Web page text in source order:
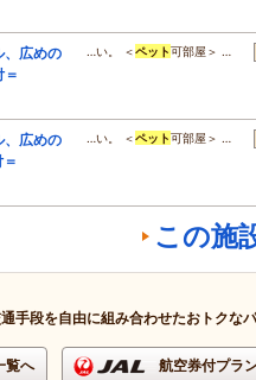
、広めの
…い。 ＜ペット可部屋＞ …
、広めの
…い。 ＜ペット可部屋＞ …
この施
手段を自由に組み合わせたおトクな
覧へ 航空券付プラ